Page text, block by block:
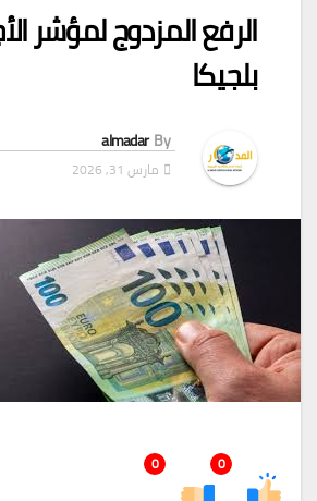
الرفع المزدوج لمؤشر
بلجيكا
By
almadar
مارس 31, 2026
0
0